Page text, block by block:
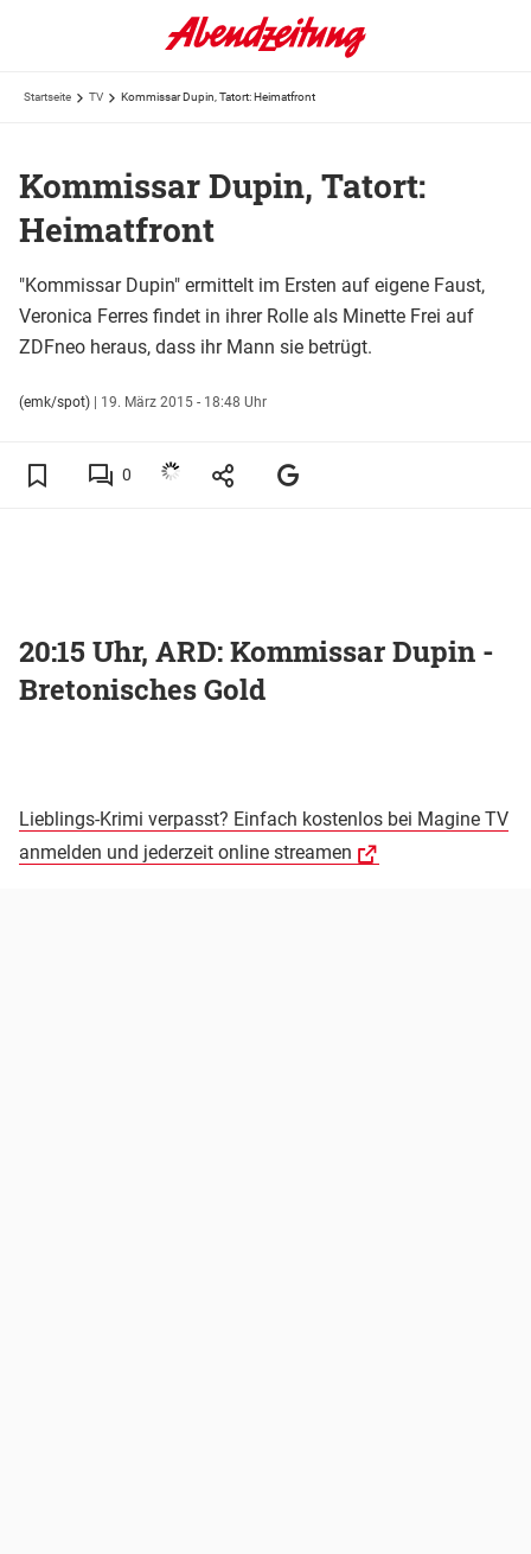
Startseite TV Kommissar Dupin, Tatort: Heimatfront
Kommissar Dupin, Tatort:
Heimatfront
"Kommissar Dupin" ermittelt im Ersten auf eigene Faust,
Veronica Ferres findet in ihrer Rolle als Minette Frei auf
ZDFneo heraus, dass ihr Mann sie betrügt.
(emk/spot) | 19. März 2015 - 18:48 Uhr
0
20:15 Uhr, ARD: Kommissar Dupin -
Bretonisches Gold
Lieblings-Krimi verpasst? Einfach kostenlos bei Magine TV
anmelden und jederzeit online streamen